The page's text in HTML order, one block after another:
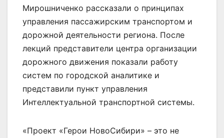
Мирошниченко рассказали о принципах
управления пассажирским транспортом и
дорожной деятельности региона. После
лекций представители центра организации
дорожного движения показали работу
систем по городской аналитике и
представили пункт управления
Интеллектуальной транспортной системы.
«Проект «Герои НовоСибири» – это не